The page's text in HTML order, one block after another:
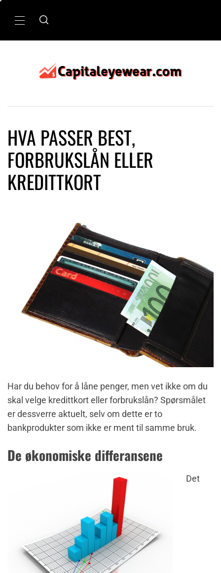
Primary
HVA PASSER BEST,
FORBRUKSLÅN ELLER
KREDITTKORT
Har du behov for å låne penger, men vet ikke om du
skal velge kredittkort eller forbrukslån? Spørsmålet
er dessverre aktuelt, selv om dette er to
bankprodukter som ikke er ment til samme bruk.
De økonomiske differansene
Det